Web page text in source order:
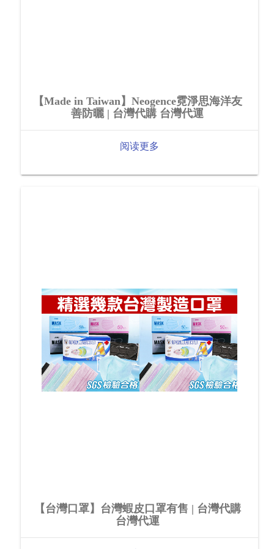
【Made in Taiwan】Neogence霓淨思海洋友
善防曬 | 台灣代購 台灣代運
阅读更多
【台灣口罩】台灣蝦皮口罩有售 | 台灣代購
台灣代運